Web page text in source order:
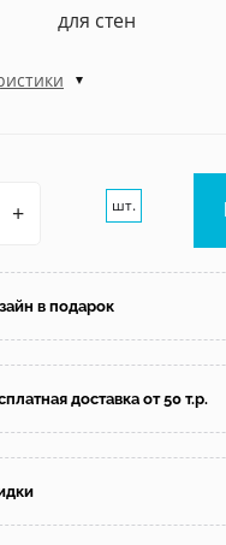
для стен
+ шт.
в подарок
доставка от 50 т.р.